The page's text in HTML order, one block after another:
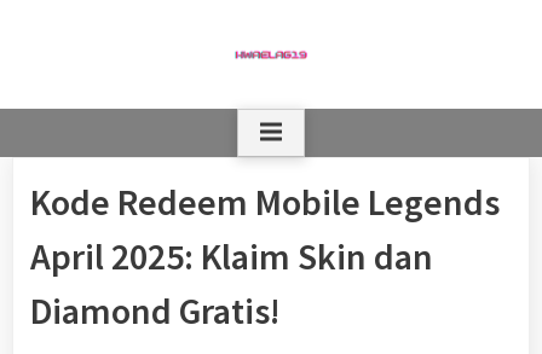
Kode Redeem Mobile Legends
April 2025: Klaim Skin dan
Diamond Gratis!